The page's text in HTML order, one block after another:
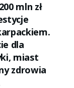
mln zł
dla
miast
zdrowia